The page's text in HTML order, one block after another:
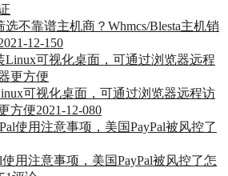
不靠谱主机商？Whmcs/Blesta主机销
12-150
可视化桌面，可通过浏览器远程访
方便2021-12-080
用注意事项，美国PayPal被风控了怎